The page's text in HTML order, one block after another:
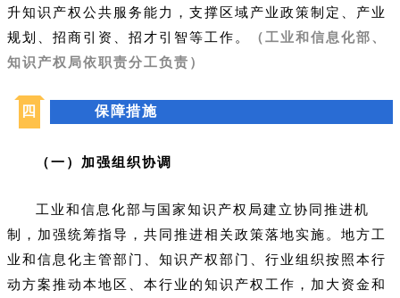
升知识产权公共服务能力，支撑区域产业政策制定、产业
规划、招商引资、招才引智等工作。
（工业和信息化部、
知识产权局依职责分工负责）
四 保障措施
（一）加强组织协调
工业和信息化部与国家知识产权局建立协同推进机
制，加强统筹指导，共同推进相关政策落地实施。地方工
业和信息化主管部门、知识产权部门、行业组织按照本行
动方案推动本地区、本行业的知识产权工作，加大资金和